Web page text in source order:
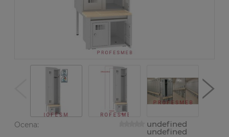
Ocena: undefined
undefined